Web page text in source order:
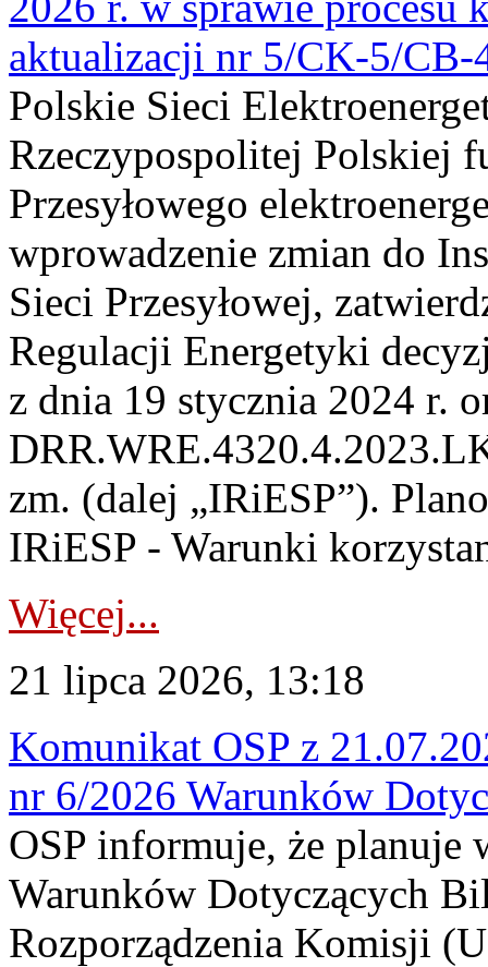
aktualizacji nr 5/CK-5/CB-
Polskie Sieci
Rzeczypospolitej Polskiej
Przesyłowego
wprowadzenie zmian do
Sieci Przesyłowej,
Regulacji Energetyki
z dnia 19 stycznia 2024 r.
zm. (dalej „IRiESP”).
IRiESP - Warunki
Więcej...
21 lipca 2026, 13:18
Komunikat OSP z
nr 6/2026 Warunków
OSP informuje, że planuje
Warunków Dotyczących
Rozporządzenia Komisji